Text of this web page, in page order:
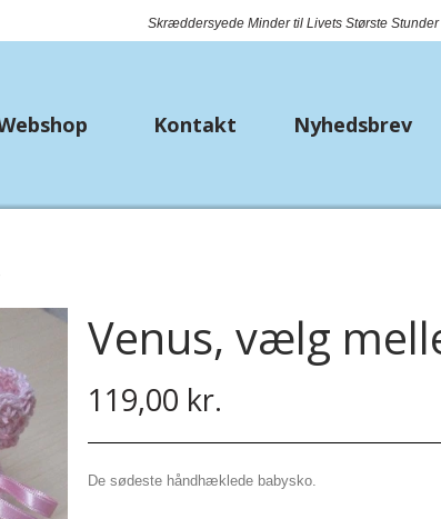
Skræddersyede Minder til Livets Største Stunder
Piuma
Hækle/strikkekit dyr
Jersey
Kontakt Nyhedsbrev
Venus, vælg
119,00 kr.
De sødeste håndhæklede babysko.